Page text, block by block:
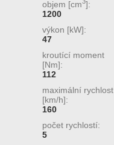
objem [cm ]:
1200
výkon [kW]:
47
kroutící moment
[Nm]:
112
maximální rychlost
[km/h]:
160
počet rychlostí:
5